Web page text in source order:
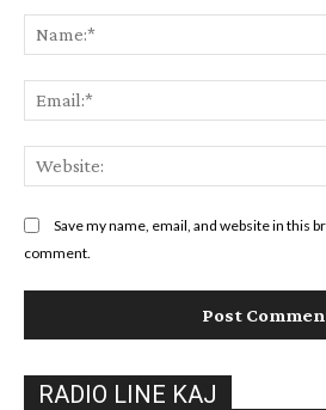
Save my name, email, and website in this
comment.
RADIO LINE KAJ